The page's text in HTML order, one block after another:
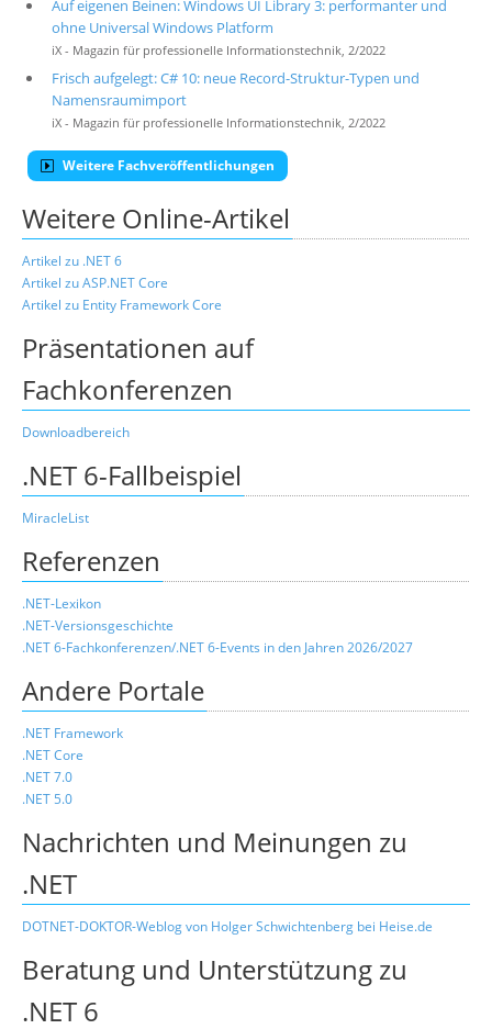
Auf eigenen Beinen: Windows UI Library 3: performanter und
ohne Universal Windows Platform
iX - Magazin für professionelle Informationstechnik, 2/2022
Frisch aufgelegt: C# 10: neue Record-Struktur-Typen und
Namensraumimport
iX - Magazin für professionelle Informationstechnik, 2/2022
Weitere Fachveröffentlichungen
Weitere Online-Artikel
Artikel zu .NET 6
Artikel zu ASP.NET Core
Artikel zu Entity Framework Core
Präsentationen auf
Fachkonferenzen
Downloadbereich
.NET 6-Fallbeispiel
MiracleList
Referenzen
.NET-Lexikon
.NET-Versionsgeschichte
.NET 6-Fachkonferenzen/.NET 6-Events in den Jahren 2026/2027
Andere Portale
.NET Framework
.NET Core
.NET 7.0
.NET 5.0
Nachrichten und Meinungen zu
.NET
DOTNET-DOKTOR-Weblog von Holger Schwichtenberg bei Heise.de
Beratung und Unterstützung zu
.NET 6